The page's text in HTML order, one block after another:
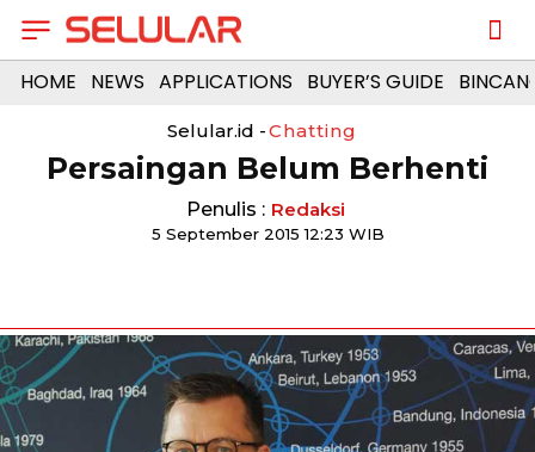
HOME NEWS APPLICATIONS BUYER’S GUIDE
Selular.id -Chatting
Persaingan Belum Berhenti
Penulis : Redaksi
5 September 2015 12:23 WIB